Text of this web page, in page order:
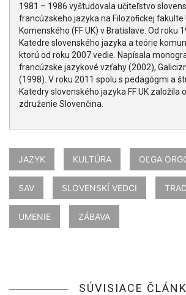
1981 – 1986 vyštudovala učiteľstvo
francúzskeho jazyka na Filozoﬁckej fakulte
Komenského (FF UK) v Bratislave. Od roku
Katedre slovenského jazyka a teórie
ktorú od roku 2007 vedie. Napísala
francúzske jazykové vzťahy (2002),
(1998). V roku 2011 spolu s pedagógmi a
Katedry slovenského jazyka FF UK založila
združenie Slovenčina.
JAZYK KULTÚRA OĽGA
SAV SLOVENSKÍ VEDCI
UMENIE ZÁBAVA
SÚVISIACE